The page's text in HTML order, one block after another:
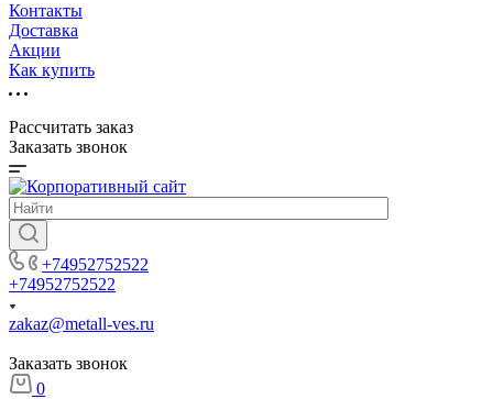
Контакты
Доставка
Акции
Как купить
Рассчитать заказ
Заказать звонок
+74952752522
+74952752522
zakaz@metall-ves.ru
Заказать звонок
0